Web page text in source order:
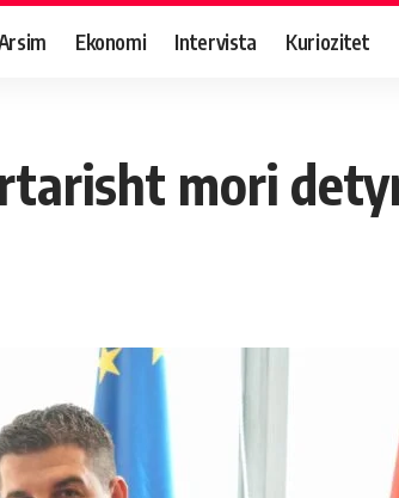
Ekonomi Intervista Kuriozitet
mori